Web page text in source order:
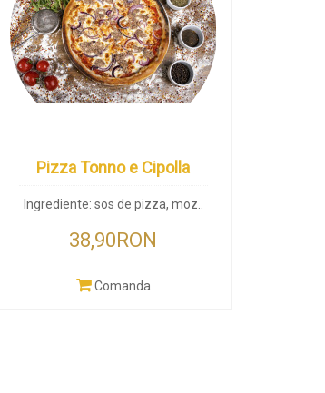
Pizza Tonno e Cipolla
Ingrediente: sos de pizza, moz..
38,90RON
Comanda